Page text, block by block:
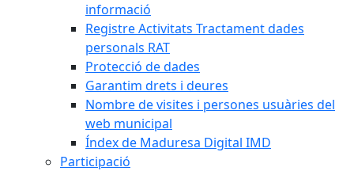
informació
Registre Activitats Tractament dades
personals RAT
Protecció de dades
Garantim drets i deures
Nombre de visites i persones usuàries del
web municipal
Índex de Maduresa Digital IMD
Participació